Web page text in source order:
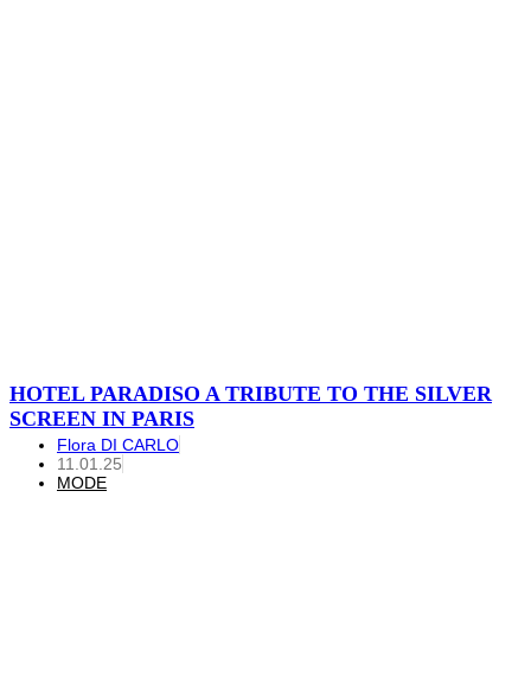
HOTEL PARADISO A TRIBUTE TO THE SILVER
SCREEN IN PARIS
Flora DI CARLO
11.01.25
MODE